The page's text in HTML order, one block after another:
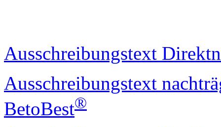
Ausschreibungstext
Ausschreibungstext
BetoBest®